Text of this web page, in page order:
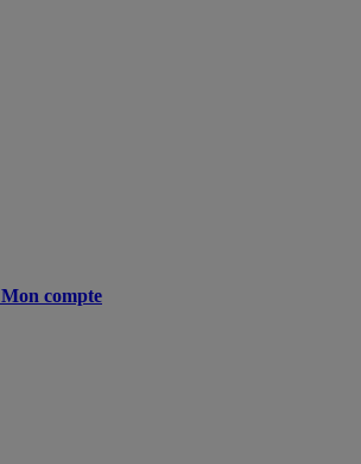
Mon compte